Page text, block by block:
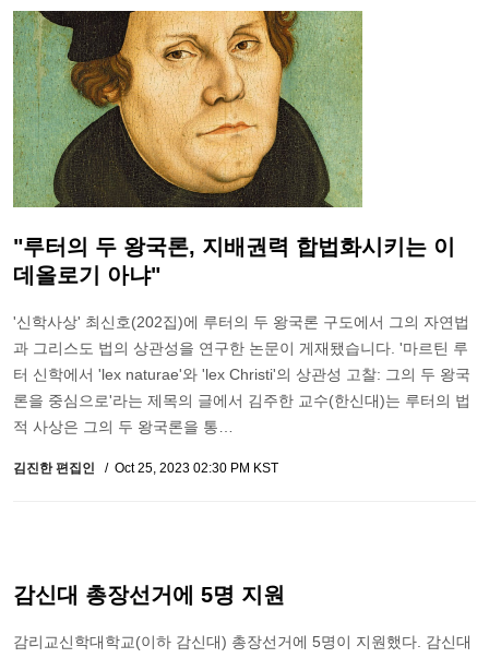
"루터의 두 왕국론, 지배권력 합법화시키는 이
데올로기 아냐"
'신학사상' 최신호(202집)에 루터의 두 왕국론 구도에서 그의 자연법
과 그리스도 법의 상관성을 연구한 논문이 게재됐습니다. '마르틴 루
터 신학에서 'lex naturae'와 'lex Christi'의 상관성 고찰: 그의 두 왕국
론을 중심으로'라는 제목의 글에서 김주한 교수(한신대)는 루터의 법
적 사상은 그의 두 왕국론을 통…
김진한 편집인 Oct 25, 2023 02:30 PM KST
감신대 총장선거에 5명 지원
감리교신학대학교(이하 감신대) 총장선거에 5명이 지원했다. 감신대